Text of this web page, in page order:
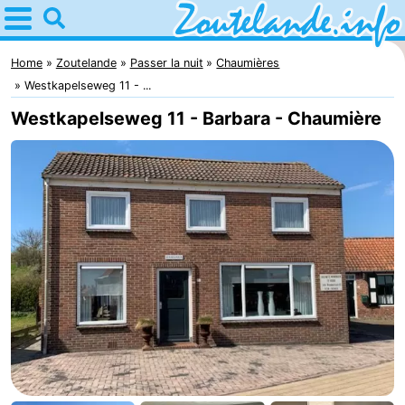
Home
Zoutelande
Astuces
Avec
enfants
Webcam
Webcam
Langstraat
Webcam
Plage
Passer
la
nuit
Appartements
-
Home Zoutelande Passer la nuit
Chaumières
Westkapelseweg 11 - ...
Westkapelseweg 11 - Barbara - Chaumière